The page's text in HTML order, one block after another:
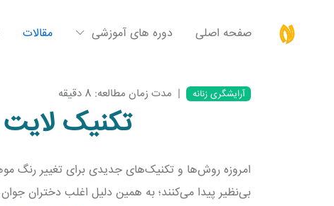
صفحه اصلی دوره های آموزشی مقالات
آرایشگری زنانه | مدت زمان مطالعه: 8 دقیقه
تکنیک
امروزه روش‌ها و تکنیک‌های جدیدی برای تغییر رنگ
بی‌نظیر پیدا می‌کنند؛ به همین دلیل اغلب دختران